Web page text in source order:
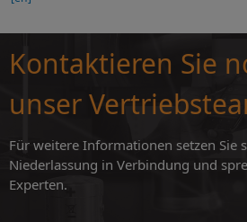
Kontaktieren Sie
unser
Für weitere Informationen setzen Sie
Niederlassung in Verbindung und
Experten.